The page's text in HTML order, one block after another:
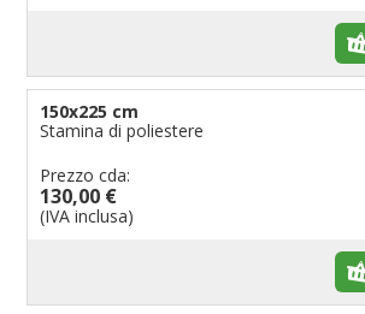
150x225 cm
Stamina di poliestere
Prezzo cda:
130,00 €
(IVA inclusa)